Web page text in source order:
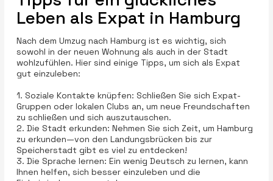
Leben als Expat in Hamburg
Nach dem Umzug nach Hamburg ist es wichtig, sich
sowohl in der neuen Wohnung als auch in der Stadt
wohlzufühlen. Hier sind einige Tipps, um sich als Expat
gut einzuleben:
1. Soziale Kontakte knüpfen: Schließen Sie sich Expat-
Gruppen oder lokalen Clubs an, um neue Freundschaften
zu schließen und sich auszutauschen.
2. Die Stadt erkunden: Nehmen Sie sich Zeit, um Hamburg
zu erkunden—von den Landungsbrücken bis zur
Speicherstadt gibt es viel zu entdecken!
3. Die Sprache lernen: Ein wenig Deutsch zu lernen, kann
Ihnen helfen, sich besser einzuleben und die